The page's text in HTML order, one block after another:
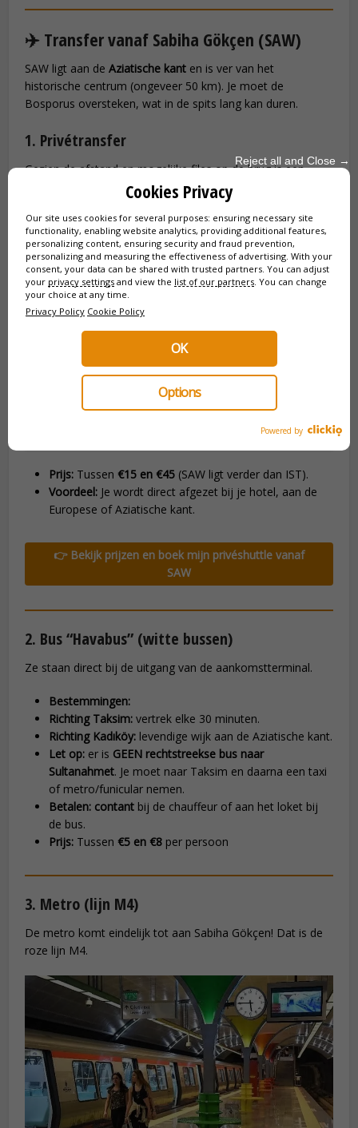
✈️ Transfer vanaf Sabiha Gökçen (SAW)
SAW ligt aan deAziatische kant en is ver van het
historische centrum (ongeveer 50 km). Je moet de
Bosporus oversteken, wat in de spits lang kan duren.
1. Privétransfer
Gezien de afstand en mogelijke files op de brug is een
vaste prijs geruststellend. De meter van een taxi kan flink
oplopen als je 1 uur vaststaat in het verkeer.
tussen de luchthaven en het hotel in Istanbul.
Prijs: Tussen €15 en €45 (SAW ligt verder dan IST).
Voordeel: Je wordt direct afgezet bij je hotel, aan de
Europese of Aziatische kant.
👉 Bekijk prijzen en boek mijn privéshuttle vanaf
SAW
2. Bus “Havabus” (witte bussen)
Ze staan direct bij de uitgang van de aankomstterminal.
Bestemmingen:
Richting Taksim: vertrek elke 30 minuten.
Richting Kadıköy: levendige wijk aan de Aziatische kant.
Let op: er is GEEN rechtstreekse bus naar
Sultanahmet. Je moet naar Taksim en daarna een taxi
of metro/funicular nemen.
Betalen: contant bij de chauffeur of aan het loket bij
de bus.
Prijs: Tussen €5 en €8 per persoon
3. Metro (lijn M4)
De metro komt eindelijk tot aan Sabiha Gökçen! Dat is de
roze lijn M4.
Reject all and Close →
Cookies Privacy
Our site uses cookies for several purposes: ensuring necessary site
functionality, enabling website analytics, providing additional features,
personalizing content, ensuring security and fraud prevention,
personalizing and measuring the effectiveness of advertising. With your
consent, your data can be shared with trusted partners. You can adjust
your privacy settings and view the list of our partners . You can change
your choice at any time.
Privacy Policy Cookie Policy
Options
OK
Powered by